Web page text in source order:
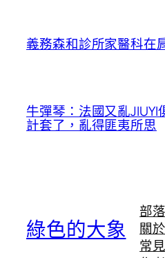
義務森和診所家醫科在
牛彈琴：法國又亂JIUYI
計套了，亂得匪夷所思
綠色的大象
部
關於
常